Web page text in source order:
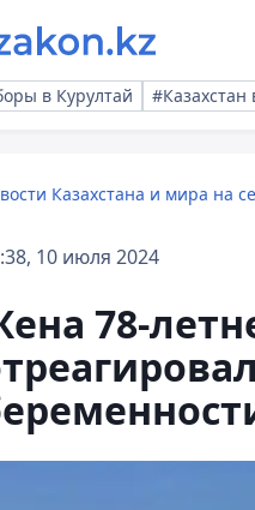
в Курултай #Казахстан
Казахстана и мира на
10 июля 2024
78-